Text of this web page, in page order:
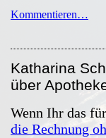
Kommentieren…
Katharina
über
Wenn Ihr das
die Rechnung